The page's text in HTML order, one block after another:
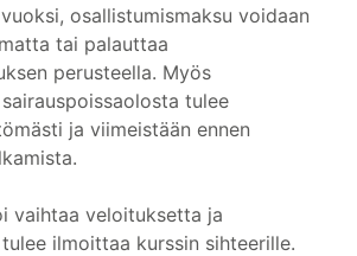
osallistumismaksu voidaan
tai palauttaa
perusteella. Myös
tulee
ja viimeistään ennen
vaihtaa veloituksetta ja
ilmoittaa kurssin sihteerille.